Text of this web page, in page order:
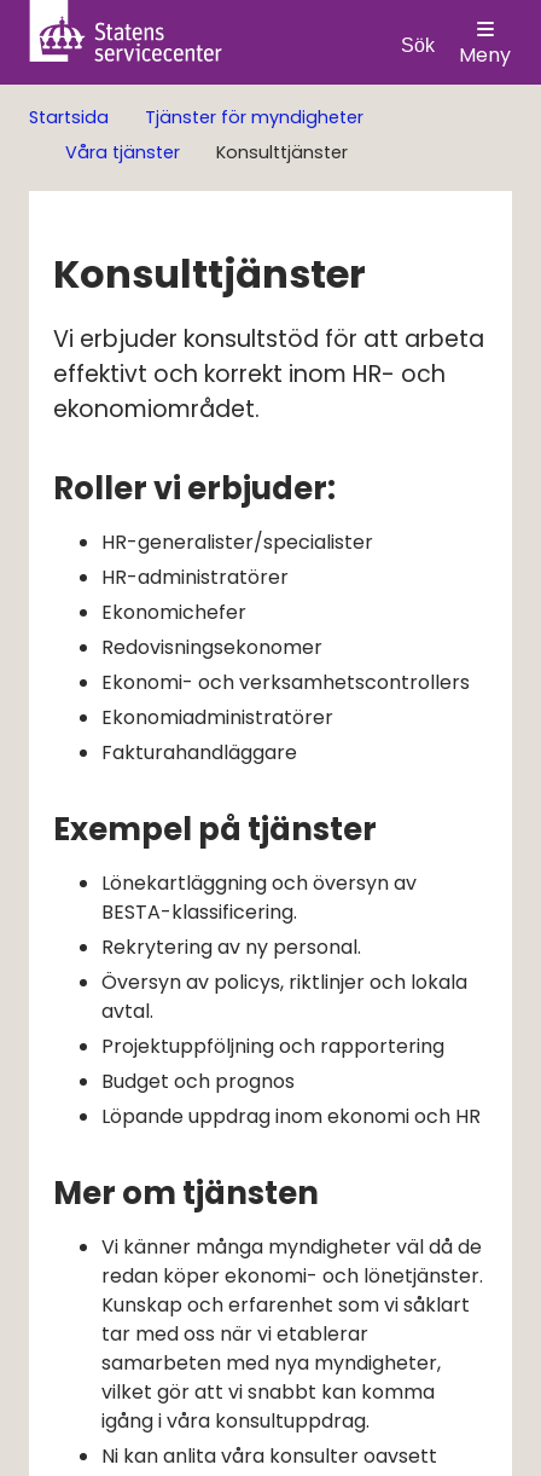
Sök Meny
Startsida
Tjänster för myndigheter
Våra tjänster
Konsulttjänster
Konsulttjänster
Vi erbjuder konsultstöd för att arbeta
effektivt och korrekt inom HR- och
ekonomiområdet.
Roller vi erbjuder:
HR-generalister/specialister
HR-administratörer
Ekonomichefer
Redovisningsekonomer
Ekonomi- och verksamhetscontrollers
Ekonomiadministratörer
Fakturahandläggare
Exempel på tjänster
Lönekartläggning och översyn av
BESTA-klassificering.
Rekrytering av ny personal.
Översyn av policys, riktlinjer och lokala
avtal.
Projektuppföljning och rapportering
Budget och prognos
Löpande uppdrag inom ekonomi och HR
Mer om tjänsten
Vi känner många myndigheter väl då de
redan köper ekonomi- och lönetjänster.
Kunskap och erfarenhet som vi såklart
tar med oss när vi etablerar
samarbeten med nya myndigheter,
vilket gör att vi snabbt kan komma
igång i våra konsultuppdrag.
Ni kan anlita våra konsulter oavsett